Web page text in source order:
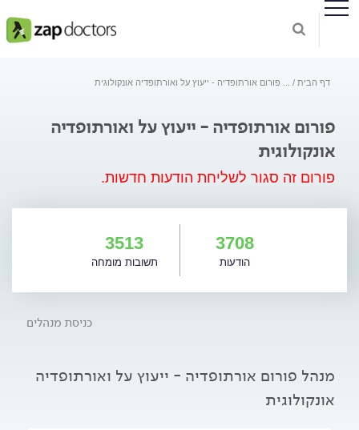
דף הבית פורום אורתופדיה - ייעוץ על ואורתופדיה אונקולוגית
פורום אורתופדיה - ייעוץ על ואורתופדיה
אונקולוגית
פורום זה סגור לשליחת הודעות חדשות.
3708
הודעות
3513
תשובות מומחה
כניסת מנהלים
מנהל פורום אורתופדיה - ייעוץ על ואורתופדיה
אונקולוגית